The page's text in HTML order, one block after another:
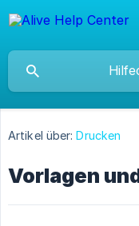
Artikel über: Drucken
Vorlagen